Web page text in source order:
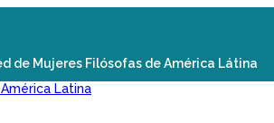
de Mujeres Filósofas de América Látina